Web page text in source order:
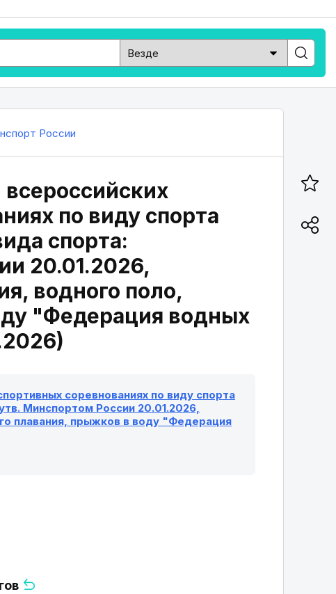
России
по виду спорта
спорта:
20.01.2026,
водного поло,
"Федерация водных
соревнованиях по виду спорта
Минспортом России 20.01.2026,
плавания, прыжков в воду "Федерация